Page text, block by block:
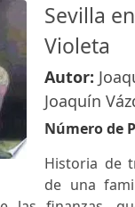
Sevilla
Violeta
Autor:
Joaquín
Número de
Historia de
de una